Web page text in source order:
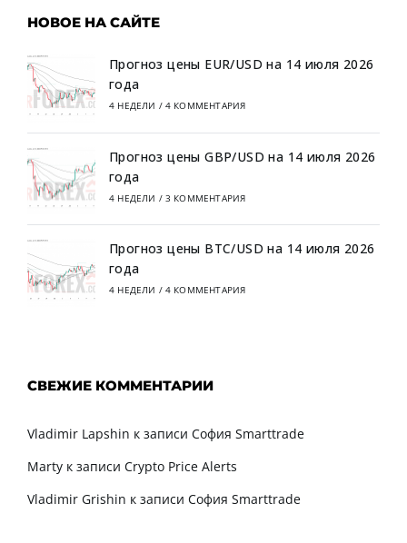
НОВОЕ НА САЙТЕ
Прогноз цены EUR/USD на 14 июля 2026
года
4 НЕДЕЛИ / 4 КОММЕНТАРИЯ
Прогноз цены GBP/USD на 14 июля 2026
года
4 НЕДЕЛИ / 3 КОММЕНТАРИЯ
Прогноз цены BTC/USD на 14 июля 2026
года
4 НЕДЕЛИ / 4 КОММЕНТАРИЯ
СВЕЖИЕ КОММЕНТАРИИ
Vladimir Lapshin к записи София Smarttrade
Marty к записи Crypto Price Alerts
Vladimir Grishin к записи София Smarttrade